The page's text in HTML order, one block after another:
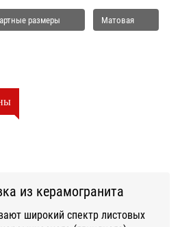
размеры Матовая
из керамогранита
широкий спектр листовых